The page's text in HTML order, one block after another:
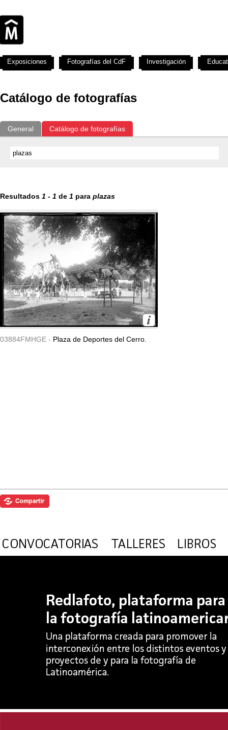
Catálogo de fotografías
General Catálogo de fotografías
Resultados 1 - 1 de 1 para plazas
03884FMHGE - Plaza de Deportes del Cerro.
Exposiciones Fotografías del CdF Investigación